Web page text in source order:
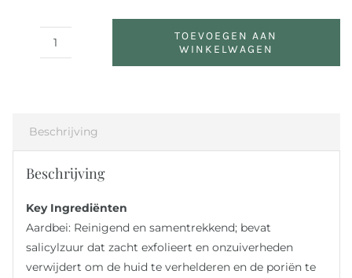
Strawberry
aantal
TOEVOEGEN AAN
WINKELWAGEN
Beschrijving
Beschrijving
Key Ingrediënten
Aardbei: Reinigend en samentrekkend; bevat
salicylzuur dat zacht exfolieert en onzuiverheden
verwijdert om de huid te verhelderen en de poriën te